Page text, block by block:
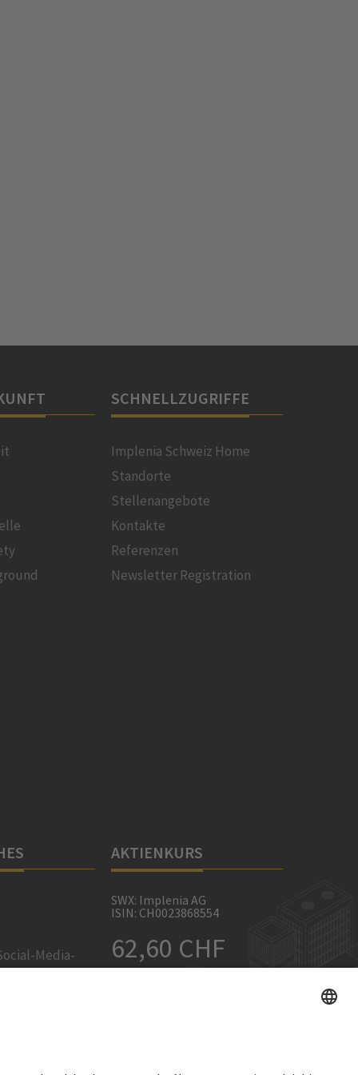
SCHNELLZUGRIFFE
Implenia Schweiz Home
Standorte
Stellenangebote
Kontakte
Referenzen
Newsletter Registration
Media-
AKTIENKURS
SWX: Implenia AG
ISIN: CH0023868554
62,60 CHF
-0,10 CHF (-0,16%)